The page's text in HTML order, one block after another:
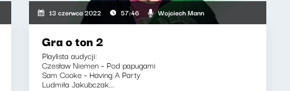
13 czerwca 2022 57:46 Wojciech Mann
Gra o ton 2
Playlista audycji:
Czesław Niemen - Pod papugami
Sam Cooke - Having A Party
Ludmiła Jakubczak...